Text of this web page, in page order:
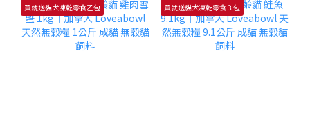
買就送貓犬凍乾零食乙包 買就送貓犬凍乾零食３包